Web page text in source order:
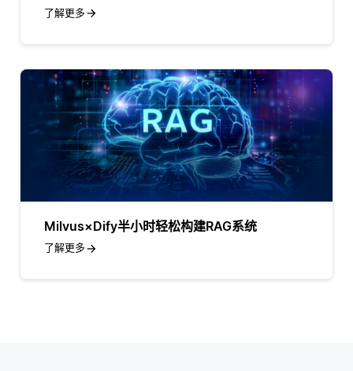
了解更多
Milvus×Dify半小时轻松构建RAG系统
了解更多